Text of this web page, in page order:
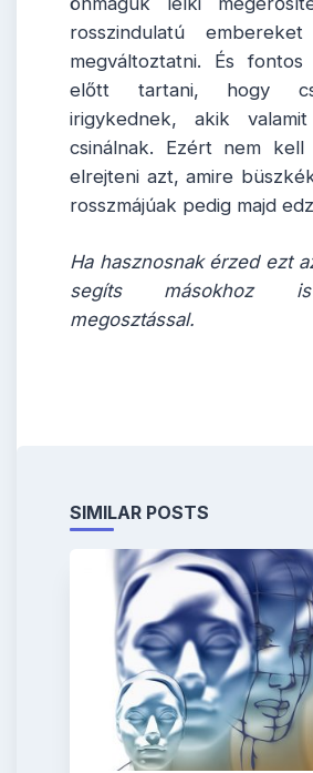
rosszindulatú
megváltoztatni. És
előtt tartani, hogy
irigykednek, akik
csinálnak. Ezért nem
elrejteni azt, amire
rosszmájúak pedig majd
Ha hasznosnak érzed ezt
segíts másokhoz
megosztással.
SIMILAR POSTS